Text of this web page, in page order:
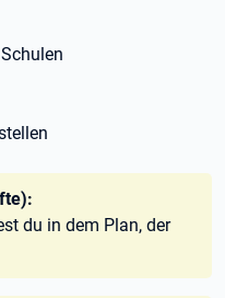
du in dem Plan, der